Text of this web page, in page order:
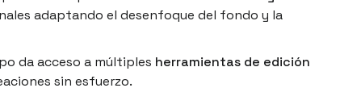
adaptando el desenfoque del fondo y la
da acceso a múltiples herramientas de edición
sin esfuerzo.